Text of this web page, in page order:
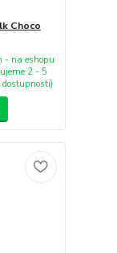
Choco
- na eshopu
2 - 5